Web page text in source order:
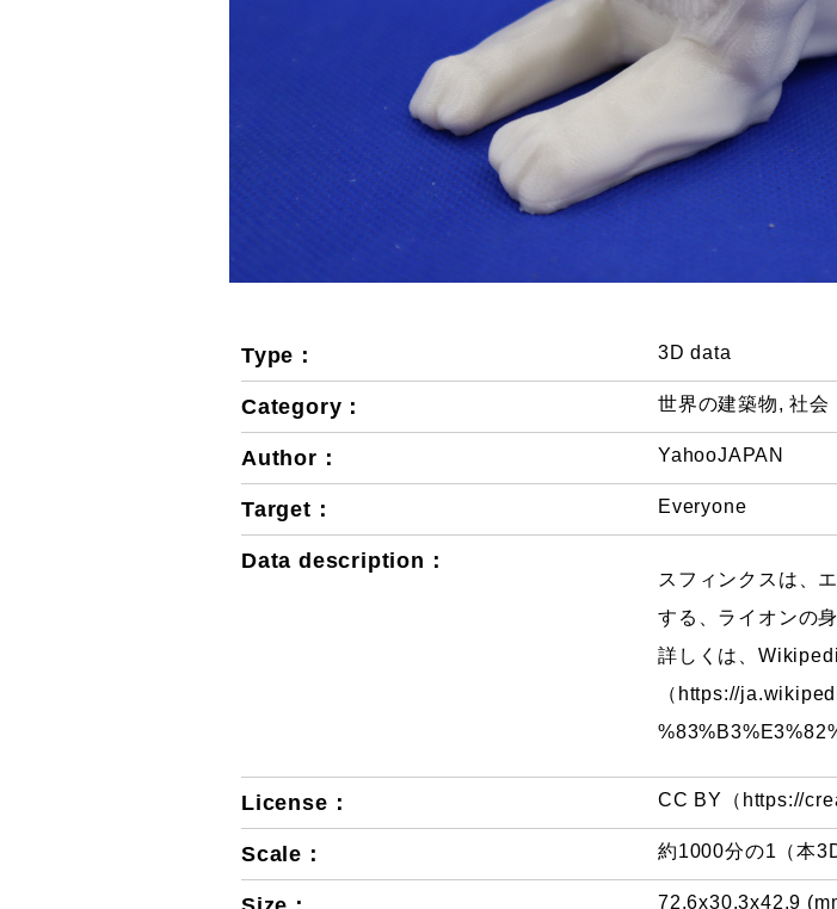
Type： 3D data
Category： 世界の建築物,社会
Author： YahooJAPAN
Target： Everyone
Data description：
スフィンクスは、
する、ライオンの
詳しくは、
（https://
License： CC BY（https://
Scale： 約1000分の1（本
72.6x30.3x42.9